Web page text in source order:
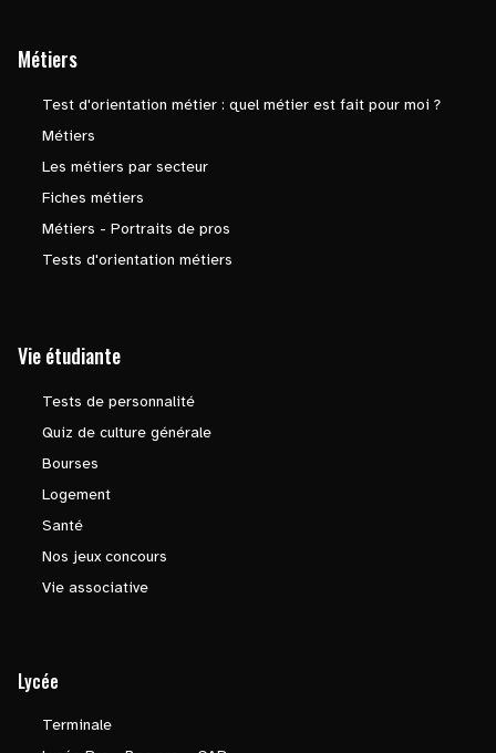
Métiers
Test d'orientation métier : quel métier est fait pour moi ?
Métiers
Les métiers par secteur
Fiches métiers
Métiers - Portraits de pros
Tests d'orientation métiers
Vie étudiante
Tests de personnalité
Quiz de culture générale
Bourses
Logement
Santé
Nos jeux concours
Vie associative
Lycée
Terminale